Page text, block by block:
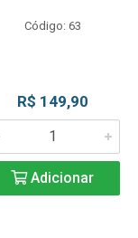
Código: 63
R$ 149,90
Adicionar